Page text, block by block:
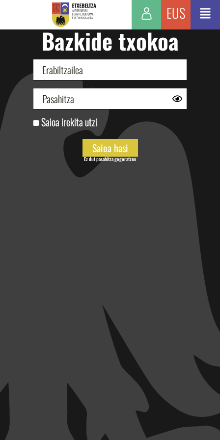
EUS
Bazkide txokoa
Saioa irekita utzi
Ez dut pasahitza gogoratzen